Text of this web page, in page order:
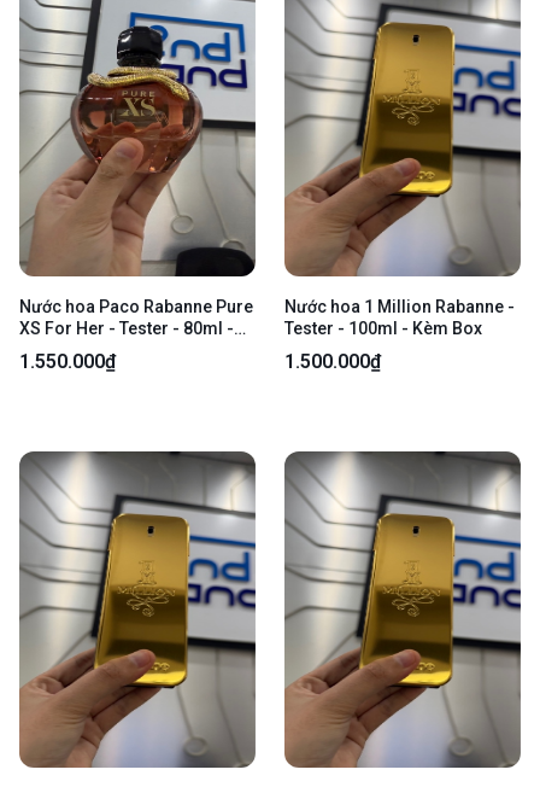
Nước hoa Paco Rabanne Pure
XS For Her - Tester - 80ml -
Kèm Box
1.550.000₫
Nước hoa 1 Million Rabanne -
Tester - 100ml - Kèm Box
1.500.000₫